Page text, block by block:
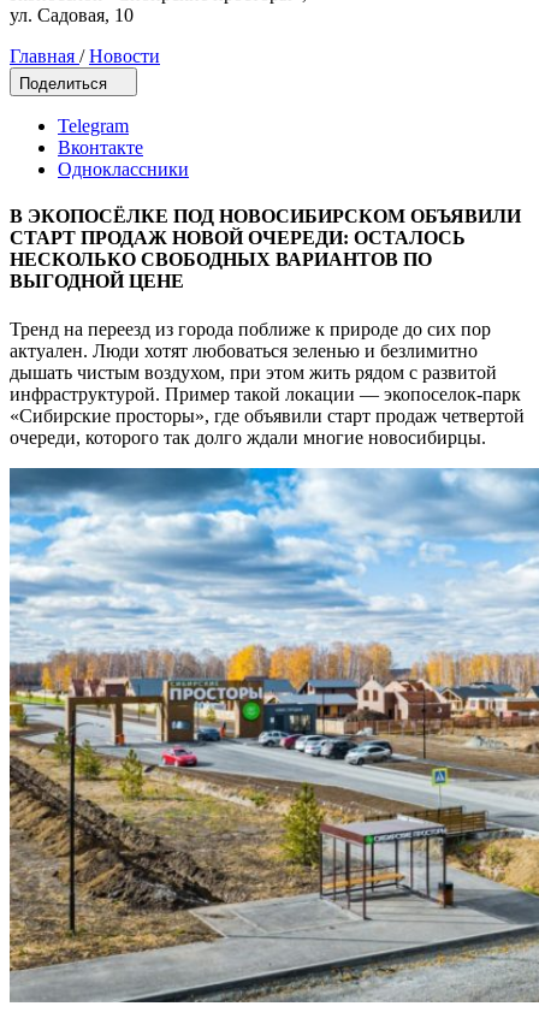
ул. Садовая, 10
Главная / Новости
Поделиться
Telegram
Вконтакте
Одноклассники
В ЭКОПОСЁЛКЕ ПОД НОВОСИБИРСКОМ ОБЪЯВИЛИ
СТАРТ ПРОДАЖ НОВОЙ ОЧЕРЕДИ: ОСТАЛОСЬ
НЕСКОЛЬКО СВОБОДНЫХ ВАРИАНТОВ ПО
ВЫГОДНОЙ ЦЕНЕ
Тренд на переезд из города поближе к природе до сих пор
актуален. Люди хотят любоваться зеленью и безлимитно
дышать чистым воздухом, при этом жить рядом с развитой
инфраструктурой. Пример такой локации — экопоселок-парк
«Сибирские просторы», где объявили старт продаж четвертой
очереди, которого так долго ждали многие новосибирцы.